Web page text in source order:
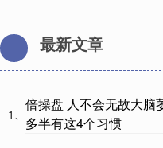
最新文章
1、
倍操盘 人不会无故大脑
多半有这4个习惯